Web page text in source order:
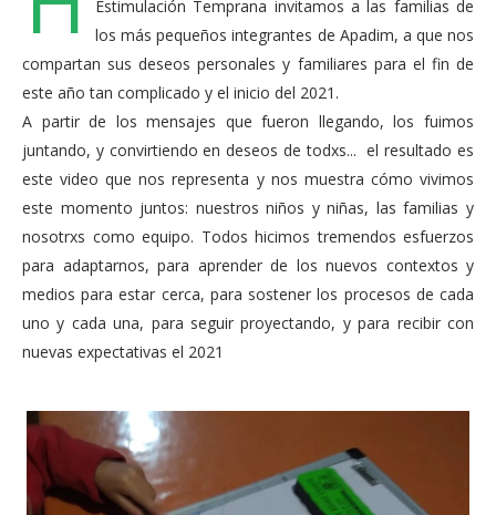
Estimulación Temprana invitamos a las familias de
los más pequeños integrantes de Apadim, a que nos
compartan sus deseos personales y familiares para el fin de
este año tan complicado y el inicio del 2021.
A partir de los mensajes que fueron llegando, los fuimos
juntando, y convirtiendo en deseos de todxs... el resultado es
este video que nos representa y nos muestra cómo vivimos
este momento juntos: nuestros niños y niñas, las familias y
nosotrxs como equipo. Todos hicimos tremendos esfuerzos
para adaptarnos, para aprender de los nuevos contextos y
medios para estar cerca, para sostener los procesos de cada
uno y cada una, para seguir proyectando, y para recibir con
nuevas expectativas el 2021